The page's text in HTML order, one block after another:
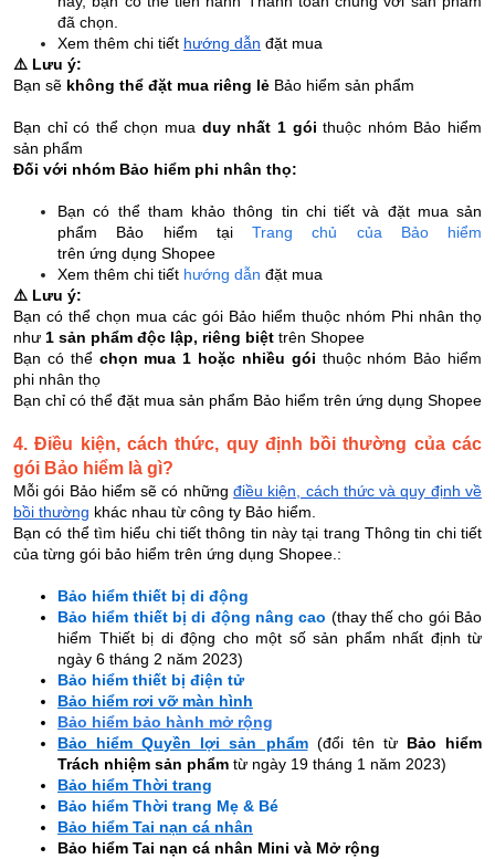
đã chọn.
Xem thêm chi tiết hướng dẫn đặt mua
⚠️ Lưu ý:
Bạn sẽ không thể đặt mua riêng lẻ Bảo hiểm sản phẩm
Bạn chỉ có thể chọn mua duy nhất 1 gói thuộc nhóm Bảo hiểm
sản phẩm
Đối với nhóm Bảo hiểm phi nhân thọ:
Bạn có thể tham khảo thông tin chi tiết và đặt mua sản
phẩm Bảo hiểm tại Trang chủ của Bảo hiểm
trên ứng dụng Shopee
Xem thêm chi tiết hướng dẫn đặt mua
⚠️ Lưu ý:
Bạn có thể chọn mua các gói Bảo hiểm thuộc nhóm Phi nhân thọ
như 1 sản phẩm độc lập, riêng biệt trên Shopee
Bạn có thể chọn mua 1 hoặc nhiều gói thuộc nhóm Bảo hiểm
phi nhân thọ
Bạn chỉ có thể đặt mua sản phẩm Bảo hiểm trên ứng dụng Shopee
4. Điều kiện, cách thức, quy định bồi thường của các
gói Bảo hiểm là gì?
Mỗi gói Bảo hiểm sẽ có những điều kiện, cách thức và quy định về
bồi thường khác nhau từ công ty Bảo hiểm.
Bạn có thể tìm hiểu chi tiết thông tin này tại trang Thông tin chi tiết
của từng gói bảo hiểm trên ứng dụng Shopee.:
Bảo hiểm thiết bị di động
Bảo hiểm thiết bị di động nâng cao (thay thế cho gói Bảo
hiểm Thiết bị di động cho một số sản phẩm nhất định từ
ngày 6 tháng 2 năm 2023)
Bảo hiểm thiết bị điện tử
Bảo hiểm rơi vỡ màn hình
Bảo hiểm bảo hành mở rộng
Bảo hiểm Quyền lợi sản phẩm (đổi tên từ Bảo hiểm
Trách nhiệm sản phẩm từ ngày 19 tháng 1 năm 2023)
Bảo hiểm Thời trang
Bảo hiểm Thời trang Mẹ & Bé
Bảo hiểm Tai nạn cá nhân
Bảo hiểm Tai nạn cá nhân Mini và Mở rộng